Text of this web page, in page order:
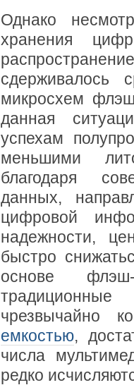
Однако
хранения
сдерживалось
микросхем
данная
успехам
меньшими
благодаря
данных,
цифровой
надежности,
быстро
основе
чрезвычайно
емкостью,
числа
редко